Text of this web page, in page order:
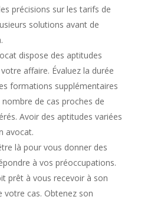
précisions sur les tarifs de
solutions avant de
dispose des aptitudes
affaire. Évaluez la durée
formations supplémentaires
nombre de cas proches de
Avoir des aptitudes variées
avocat.
là pour vous donner des
à vos préoccupations.
prêt à vous recevoir à son
votre cas. Obtenez son